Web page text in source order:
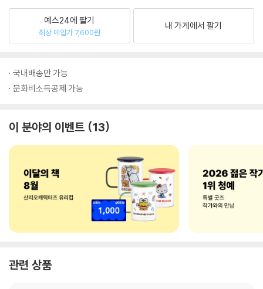
예스24에 팔기
최상 매입가 7,600원
내 가게에서 팔기
국내배송만 가능
문화비소득공제 가능
이 분야의 이벤트 13
관련 상품